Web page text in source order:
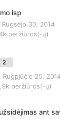
isp
Rugsėjo 30, 2014
peržiūros(-ų)
2
Rugpjūčio 25,
peržiūros(-ų)
ant